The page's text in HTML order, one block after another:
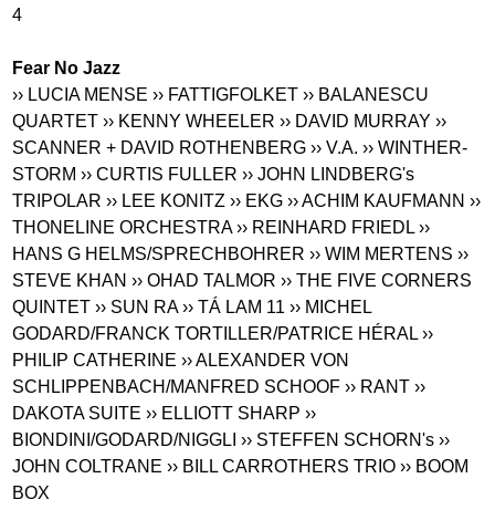
4
Fear No Jazz
›› LUCIA MENSE ›› FATTIGFOLKET ›› BALANESCU
QUARTET ›› KENNY WHEELER ›› DAVID MURRAY ››
SCANNER + DAVID ROTHENBERG ›› V.A. ›› WINTHER-
STORM ›› CURTIS FULLER ›› JOHN LINDBERG's
TRIPOLAR ›› LEE KONITZ ›› EKG ›› ACHIM KAUFMANN ››
THONELINE ORCHESTRA ›› REINHARD FRIEDL ››
HANS G HELMS/SPRECHBOHRER ›› WIM MERTENS ››
STEVE KHAN ›› OHAD TALMOR ›› THE FIVE CORNERS
QUINTET ›› SUN RA ›› TÁ LAM 11 ›› MICHEL
GODARD/FRANCK TORTILLER/PATRICE HÉRAL ››
PHILIP CATHERINE ›› ALEXANDER VON
SCHLIPPENBACH/MANFRED SCHOOF ›› RANT ››
DAKOTA SUITE ›› ELLIOTT SHARP ››
BIONDINI/GODARD/NIGGLI ›› STEFFEN SCHORN's ››
JOHN COLTRANE ›› BILL CARROTHERS TRIO ›› BOOM
BOX